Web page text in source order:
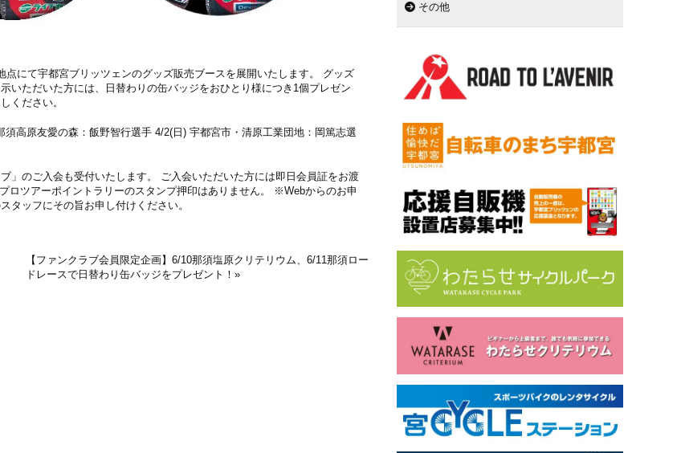
にて宇都宮ブリッツェンのグッズ販売ブースを展開いたします。 グッズ
いただいた方には、日替わりの缶バッジをおひとり様につき1個プレゼン
ください。
高原友愛の森：飯野智行選手 4/2(日) 宇都宮市・清原工業団地：岡篤志選
」のご入会も受付いたします。 ご入会いただいた方には即日会員証をお渡
ツアーポイントラリーのスタンプ押印はありません。 ※Webからのお申
タッフにその旨お申し付けください。
【ファンクラブ会員限定企画】6/10那須塩原クリテリウム、6/11那須ロー
ドレースで日替わり缶バッジをプレゼント！ »
その他